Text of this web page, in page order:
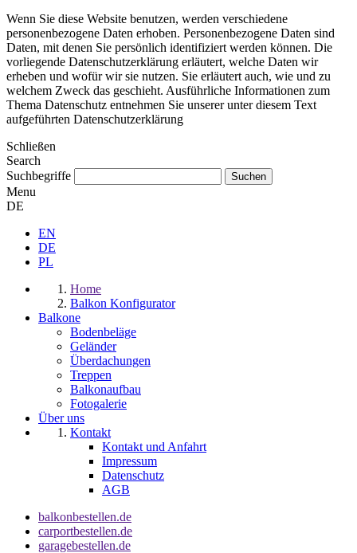
Wenn Sie diese Website benutzen, werden verschiedene
personenbezogene Daten erhoben. Personenbezogene Daten sind
Daten, mit denen Sie persönlich identifiziert werden können. Die
vorliegende Datenschutzerklärung erläutert, welche Daten wir
erheben und wofür wir sie nutzen. Sie erläutert auch, wie und zu
welchem Zweck das geschieht. Ausführliche Informationen zum
Thema Datenschutz entnehmen Sie unserer unter diesem Text
aufgeführten Datenschutzerklärung
Schließen
Search
Suchbegriffe
Menu
DE
EN
DE
PL
Home
Balkon Konfigurator
Balkone
Bodenbeläge
Geländer
Überdachungen
Treppen
Balkonaufbau
Fotogalerie
Über uns
Kontakt
Kontakt und Anfahrt
Impressum
Datenschutz
AGB
balkonbestellen.de
carportbestellen.de
garagebestellen.de